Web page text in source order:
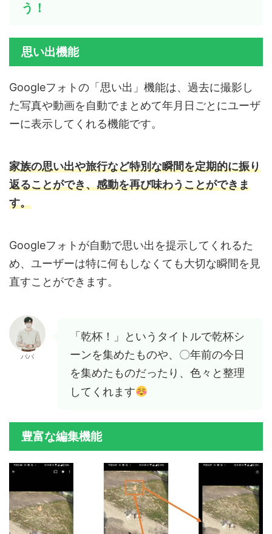
う！
思い出機能
Googleフォトの「思い出」機能は、過去に撮影し
た写真や動画を自動でまとめて年月日ごとにユーザ
ーに表示してくれる機能です。
家族の思い出や旅行など特別な瞬間を定期的に振り
返ることができ、感動を再び味わうことができま
す。
Googleフォトが自動で思い出を提示してくれるた
め、ユーザーは特に何もしなくても大切な瞬間を見
直すことができます。
パパ
「乾杯！」というタイトルで乾杯シ
ーンを集めたものや、〇年前の今日
を集めたものだったり、色々と整理
してくれます
豊富な編集機能